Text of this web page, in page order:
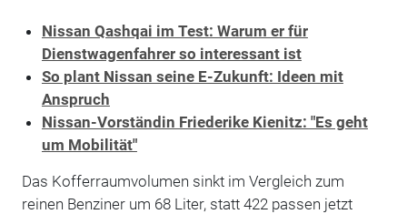
Nissan Qashqai im Test: Warum er für
Dienstwagenfahrer so interessant ist
So plant Nissan seine E-Zukunft: Ideen mit
Anspruch
Nissan-Vorständin Friederike Kienitz: "Es geht
um Mobilität"
Das Kofferraumvolumen sinkt im Vergleich zum
reinen Benziner um 68 Liter, statt 422 passen jetzt